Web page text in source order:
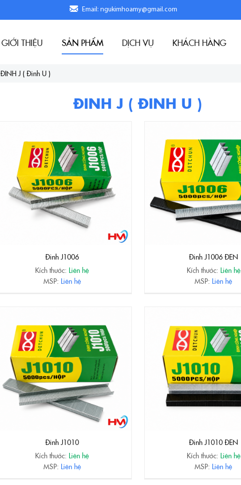
Email: ngukimhoamy@gmail.com
GIỚI THIỆU SẢN PHẨM DỊCH VỤ KHÁCH HÀNG
ĐINH J ( Đinh U )
ĐINH J ( ĐINH U )
Đinh J1006
Kích thước: Liên hệ
MSP: Liên hệ
Đinh J1006 ĐEN
Kích thước: Liên hệ
MSP: Liên hệ
Đinh J1010
Kích thước: Liên hệ
MSP: Liên hệ
Đinh J1010 ĐEN
Kích thước: Liên hệ
MSP: Liên hệ